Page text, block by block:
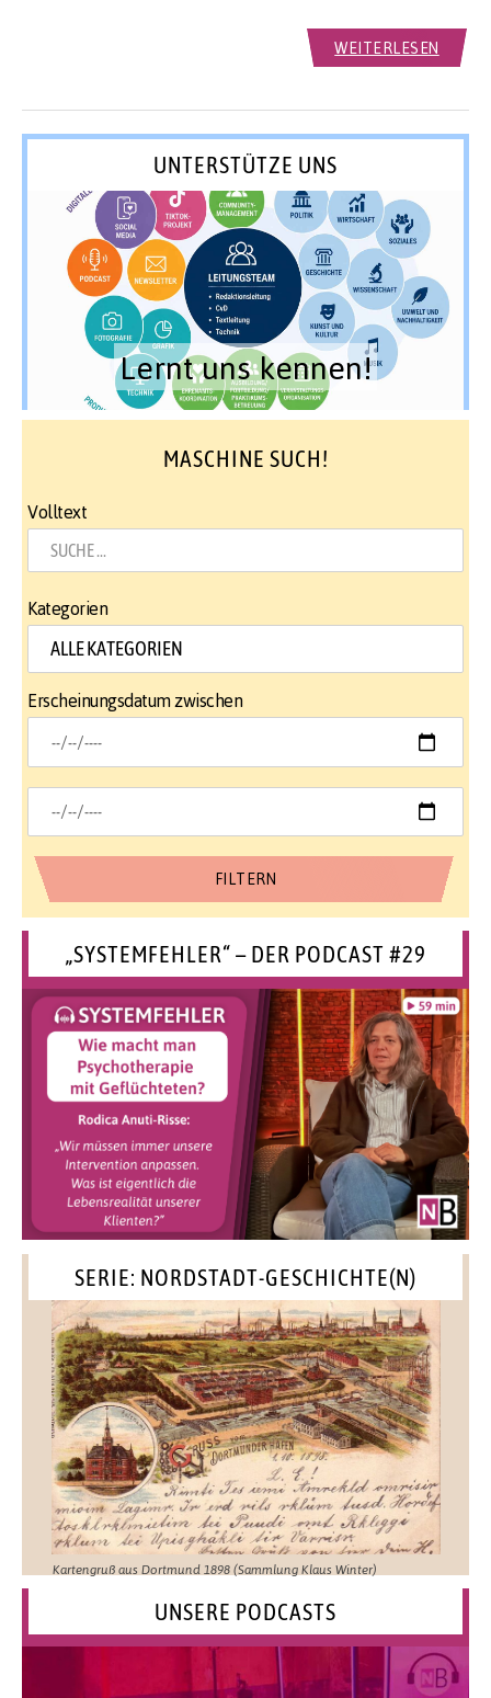
WEITERLESEN
UNTERSTÜTZE UNS
Lernt uns kennen!
MASCHINE SUCH!
Volltext
Kategorien
Erscheinungsdatum zwischen
„SYSTEMFEHLER“ – DER PODCAST #29
SERIE: NORDSTADT-GESCHICHTE(N)
Kartengruß aus Dortmund 1898 (Sammlung Klaus Winter)
UNSERE PODCASTS